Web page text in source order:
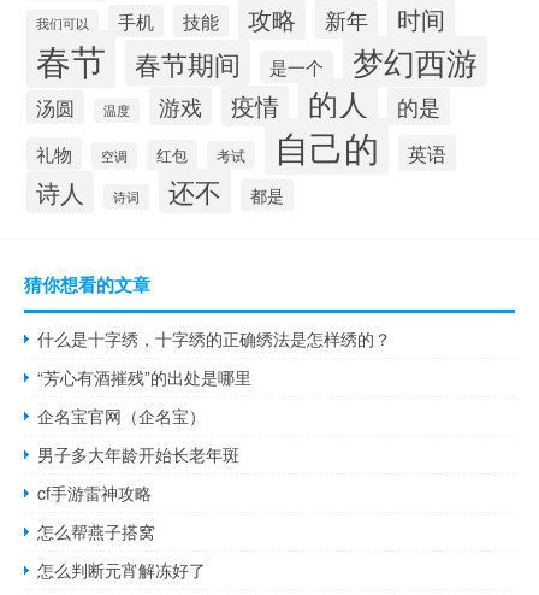
我们可以 手机 技能 攻略 新年 时间
春节 春节期间 是一个 梦幻西游
汤圆 温度 游戏 疫情 的人 的是
礼物 空调 红包 考试 自己的 英语
诗人 诗词 还不 都是
猜你想看的文章
什么是十字绣，十字绣的正确绣法是怎样绣的？
“芳心有酒摧残”的出处是哪里
企名宝官网（企名宝）
男子多大年龄开始长老年斑
cf手游雷神攻略
怎么帮燕子搭窝
怎么判断元宵解冻好了